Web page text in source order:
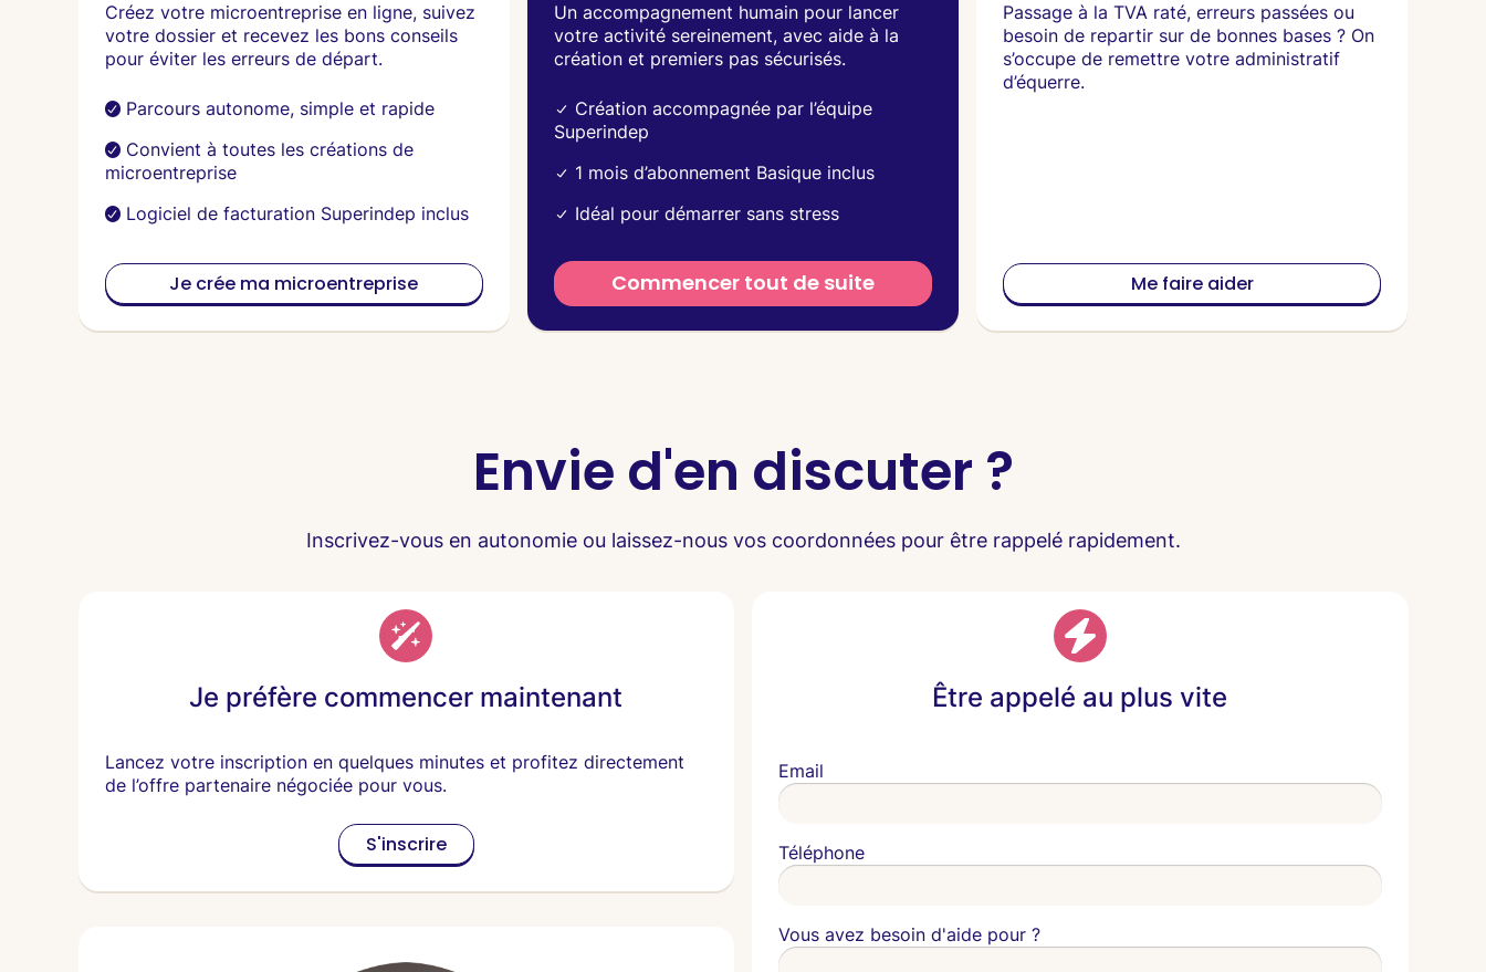
Créez votre microentreprise en ligne, suivez
votre dossier et recevez les bons conseils
pour éviter les erreurs de départ.
Parcours autonome, simple et rapide
Convient à toutes les créations de
microentreprise
Logiciel de facturation Superindep inclus
Je crée ma microentreprise
Un accompagnement humain pour lancer
votre activité sereinement, avec aide à la
création et premiers pas sécurisés.
Création accompagnée par l’équipe
Superindep
1 mois d’abonnement Basique inclus
Idéal pour démarrer sans stress
Commencer tout de suite
Passage à la TVA raté, erreurs passées ou
besoin de repartir sur de bonnes bases ? On
s’occupe de remettre votre administratif
d’équerre.
Me faire aider
Envie d'en discuter ?
Inscrivez-vous en autonomie ou laissez-nous vos coordonnées pour être rappelé rapidement.
Je préfère commencer maintenant
Lancez votre inscription en quelques minutes et profitez directement
de l’offre partenaire négociée pour vous.
S'inscrire
Être appelé au plus vite
Email
Téléphone
Vous avez besoin d'aide pour ?